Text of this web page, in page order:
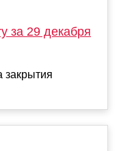
за 29 декабря
закрытия